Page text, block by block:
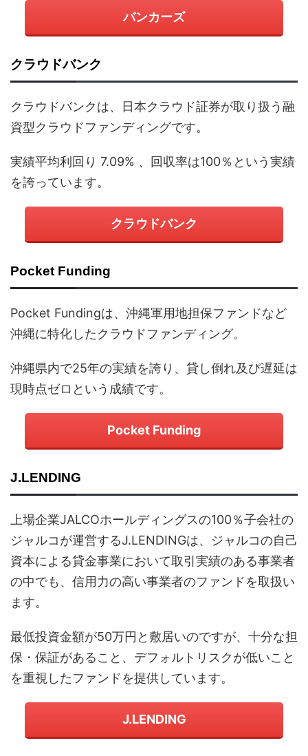
バンカーズ
クラウドバンク
クラウドバンクは、日本クラウド証券が取り扱う融
資型クラウドファンディングです。
実績平均利回り 7.09% 、回収率は100％という実績
を誇っています。
クラウドバンク
Pocket Funding
Pocket Fundingは、沖縄軍用地担保ファンドなど
沖縄に特化したクラウドファンディング。
沖縄県内で25年の実績を誇り、貸し倒れ及び遅延は
現時点ゼロという成績です。
Pocket Funding
J.LENDING
上場企業JALCOホールディングスの100％子会社の
ジャルコが運営するJ.LENDINGは、ジャルコの自己
資本による貸金事業において取引実績のある事業者
の中でも、信用力の高い事業者のファンドを取扱い
ます。
最低投資金額が50万円と敷居いのですが、十分な担
保・保証があること、デフォルトリスクが低いこと
を重視したファンドを提供しています。
J.LENDING